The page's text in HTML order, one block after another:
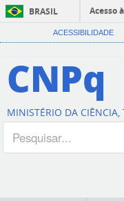
BRASIL
Acesso
ACESSIBILIDADE
CNPq
MINISTÉRIO DA CIÊNCIA,